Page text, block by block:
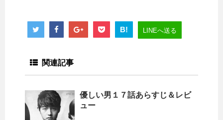
B! LINEへ送る
関連記事
優しい男１７話あらすじ＆レビ
ュー